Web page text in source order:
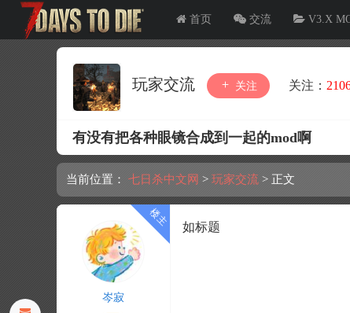
首页 交流 V3.X
玩家交流 关注 关注：
有没有把各种眼镜合成到一起的mod啊
当前位置： 七日杀中文网 > 玩家交流 > 正文
岑寂
如标题